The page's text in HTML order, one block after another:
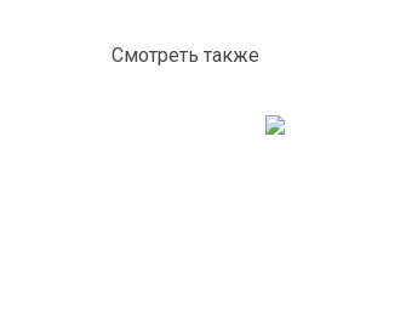
Смотреть также